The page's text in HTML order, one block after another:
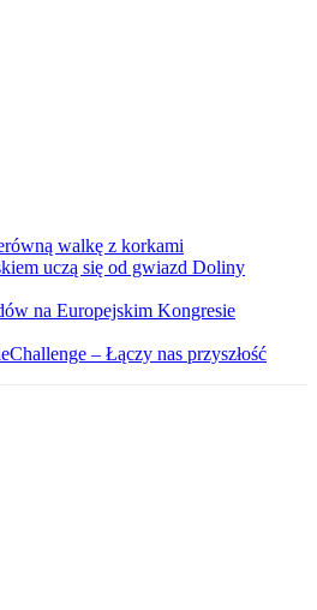
walkę z korkami
uczą się od gwiazd Doliny
na Europejskim Kongresie
– Łączy nas przyszłość